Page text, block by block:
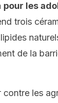
pour les
trois
de la
les